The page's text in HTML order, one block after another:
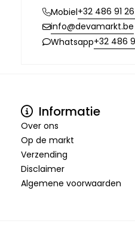
Mobiel+32 486 91
info@devamarkt.be
Whatsapp+32 486
Informatie
Over ons
Op de markt
Verzending
Disclaimer
Algemene voorwaarden